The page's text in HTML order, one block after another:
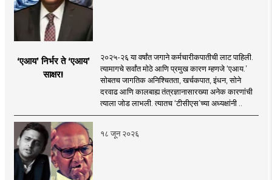
‘एआय’ निर्भर ते ‘एआय’
साक्षर!
२०२५-२६ या वर्षांत जगाने कर्मचारीकपातीची लाट पाहिली.
त्यामागचे सर्वांत मोठे आणि प्रमुख कारण म्हणजे ‘एआय.’
सोबतच जागतिक अनिश्चितता, खर्चकपात, इंधन, सोने
दरवाढ आणि कालबाह्य तंत्रज्ञानासारख्या अनेक कारणांची
त्याला जोड लाभली. त्यातच ‘टीसीएस’च्या अध्यक्षांनी ..
१८ जून २०२६